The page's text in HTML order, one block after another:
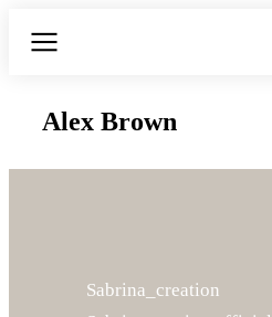
Alex Brown
Sabrina_creation